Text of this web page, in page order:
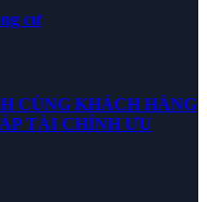
cư
CÙNG KHÁCH HÀNG
TÀI CHÍNH ƯU